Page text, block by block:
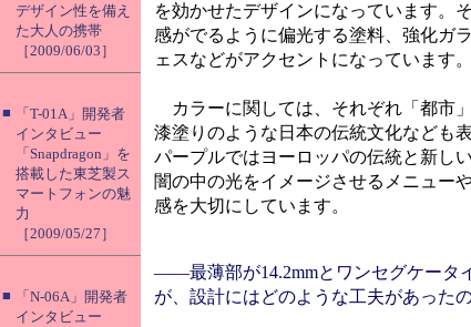
デザイン性を備え
た大人の携帯
［2009/06/03］
■
「T-01A」開発者
インタビュー
「Snapdragon」を
搭載した東芝製ス
マートフォンの魅
力
［2009/05/27］
■
「N-06A」開発者
インタビュー
を効かせたデザインになっています。
感がでるように偏光する塗料、強化ガ
ェスなどがアクセントになっています。
カラーに関しては、それぞれ「都市
漆塗りのような日本の伝統文化なども
パープルではヨーロッパの伝統と新し
闇の中の光をイメージさせるメニュー
感を大切にしています。
――最薄部が14.2mmとワンセグケータ
が、設計にはどのような工夫があった